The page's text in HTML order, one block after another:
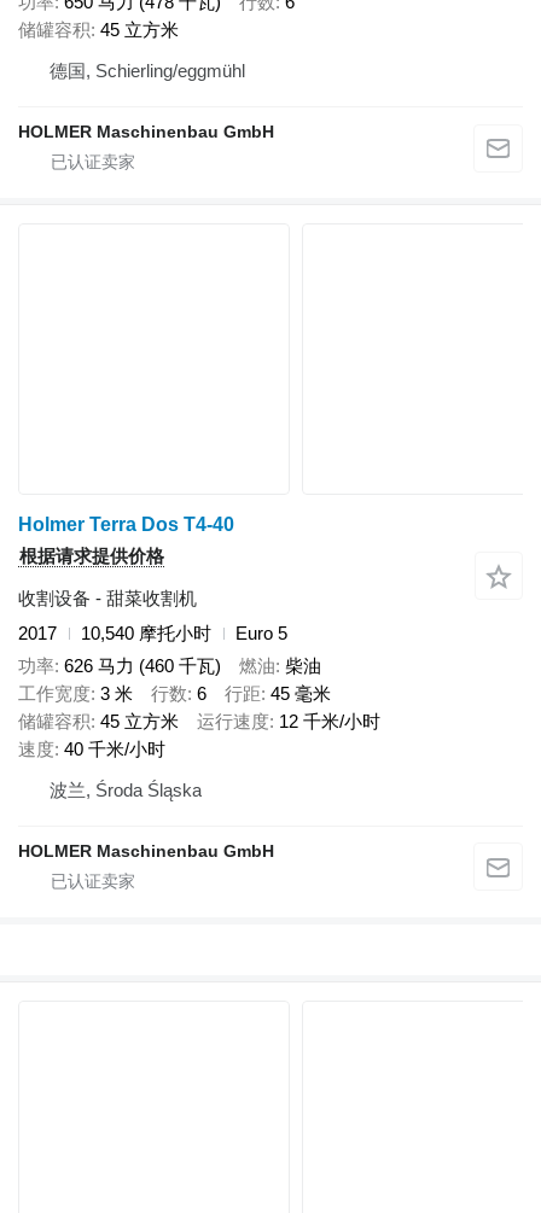
储罐容积 45 立方米
德国, Schierling/eggmühl
HOLMER Maschinenbau GmbH
Holmer Terra Dos T4-40
根据请求提供价格
收割设备 - 甜菜收割机
2017
10,540 摩托小时
Euro 5
功率 626 马力 (460 千瓦) 燃油 柴油
工作宽度 3 米 行数 6 行距 45 毫米
储罐容积 45 立方米 运行速度 12 千米/小时
速度 40 千米/小时
波兰, Środa Śląska
HOLMER Maschinenbau GmbH